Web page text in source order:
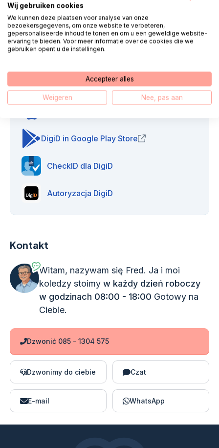
Jak aktywować aplikację DigiD?
Hoe werkt machtigen via DigiD?
Przydatne linki
DigiD in Google Play Store (opens in new window)
CheckID dla DigiD
Autoryzacja DigiD
Kontakt
Witam, nazywam się Fred. Ja i moi
koledzy stoimy w każdy dzień roboczy
w godzinach 08:00 - 18:00 Gotowy na
Ciebie.
Dzwonić 085 - 1304 575
Dzwonimy do ciebie Czat
E-mail WhatsApp
Wij gebruiken cookies
We kunnen deze plaatsen voor analyse van onze
bezoekersgegevens, om onze website te verbeteren,
gepersonaliseerde inhoud te tonen en om u een geweldige website-
ervaring te bieden. Voor meer informatie over de cookies die we
gebruiken opent u de instellingen.
Accepteer alles
Weigeren Nee, pas aan